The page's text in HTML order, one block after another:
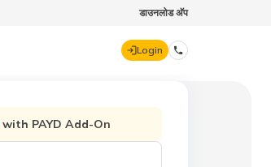
डाउनलोड अ‍ॅप
Login
with PAYD Add-On